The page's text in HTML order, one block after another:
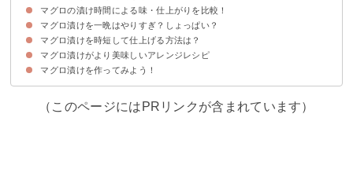
漬け時間は「漬け方と好み」によって変わる
マグロの漬け時間による味・仕上がりを比較！
マグロ漬けを一晩はやりすぎ？しょっぱい？
一晩漬けるねっとりマグロ漬けの作り方・レシピ
マグロ漬けを時短して仕上げる方法は？
漬け時間を時短するコツ
時短マグロ漬け丼の作り方・レシピ
マグロ漬けがより美味しいアレンジレシピ
①マグロ漬けの冷やし茶漬け
②冷奴のマグロ漬けのせ
③マグロ漬けの焼き物
マグロ漬けを作ってみよう！
（このページにはPRリンクが含まれています）